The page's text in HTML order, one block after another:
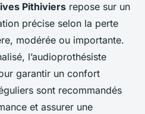
Pithiviers repose sur un
précise selon la perte
modérée ou importante.
l’audioprothésiste
garantir un confort
sont recommandés
et assurer une